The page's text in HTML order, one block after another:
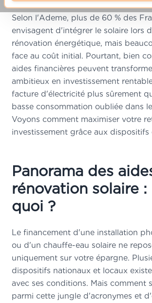
Selon l'Ademe, plus de 60 % des
envisagent d'intégrer le solaire lors
rénovation énergétique, mais
face au coût initial. Pourtant, bien
aides financières peuvent
ambitieux en investissement
facture d'électricité plus sûrement
basse consommation oubliée dans
Voyons comment maximiser votre
investissement grâce aux dispositifs
Panorama des
rénovation solaire
quoi ?
Le financement d'une installation
ou d'un chauffe-eau solaire ne
uniquement sur votre épargne.
dispositifs nationaux et locaux
avec ses conditions. Mais comment
parmi cette jungle d'acronymes et